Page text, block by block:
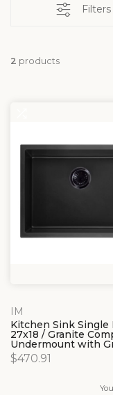
Filters
2 products
IM
Kitchen Sink Single
27x18 / Granite
Undermount with
$470.91